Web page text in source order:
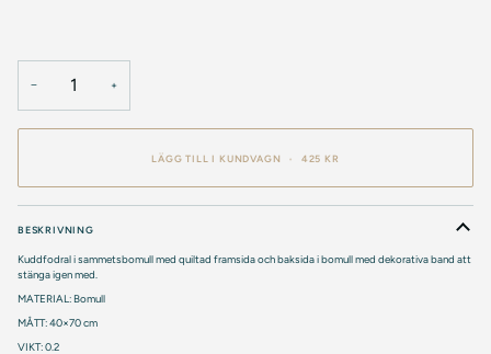
− +
LÄGG TILL I KUNDVAGN • 425 KR
BESKRIVNING
Kuddfodral i sammetsbomull med quiltad framsida och baksida i bomull med dekorativa band att
stänga igen med.
MATERIAL: Bomull
MÅTT: 40×70 cm
VIKT: 0.2